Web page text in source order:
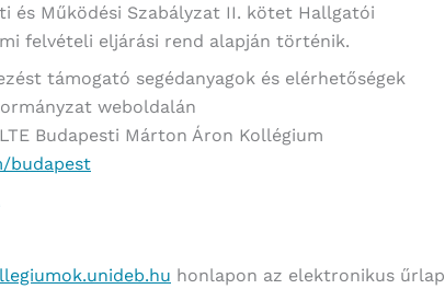
és Működési Szabályzat II. kötet Hallgatói
felvételi eljárási rend alapján történik.
támogató segédanyagok és elérhetőségek
weboldalán
Budapesti Márton Áron Kollégium
budapest
honlapon az elektronikus űrlap